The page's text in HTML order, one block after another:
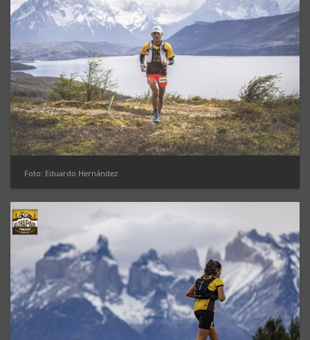
Foto: Eduardo Hernández